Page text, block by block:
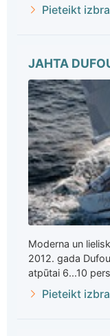
Pieteikt
JAHTA
Moderna un
2012. gada
atpūtai 6...10
Pieteikt